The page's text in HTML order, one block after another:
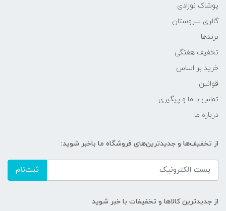
پوشاک نوزادی
گالری سروستان
برندها
تخفیف هفتگی
خرید بر اساس
قوانین
تماس با ما و پیگیری
درباره ما
از تخفیف‌ها و جدیدترین‌های فروشگاه ما باخبر شوید:
ثبت‌نام
از جدیدترین کالاها و تخفیفات با خبر شوید